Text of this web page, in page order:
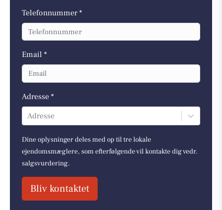
Telefonnummer *
Email *
Adresse *
Adresse
Dine oplysninger deles med op til tre lokale
ejendomsmæglere, som efterfølgende vil kontakte dig vedr.
salgsvurdering.
Bliv kontaktet